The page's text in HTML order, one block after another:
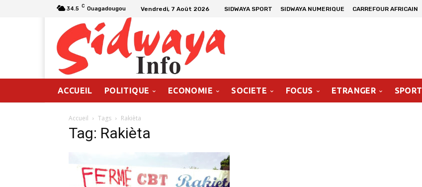
34.5 C Ouagadougou Vendredi, 7 Août 2026 SIDWAYA SPORT SIDWAYA NUMERIQUE CARREFOUR AFRICAIN
ACCUEIL POLITIQUE ECONOMIE SOCIETE FOCUS ETRANGER SPORT
Accueil Tags Rakièta
Tag: Rakièta